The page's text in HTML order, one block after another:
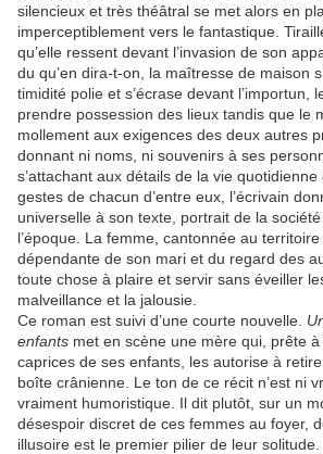
silencieux et très théâtral se met alors en
imperceptiblement vers le fantastique.
qu’elle ressent devant l’invasion de son
du qu’en dira-t-on, la maîtresse de maison
timidité polie et s’écrase devant l’importun,
prendre possession des lieux tandis que le
mollement aux exigences des deux autres
donnant ni noms, ni souvenirs à ses
s’attachant aux détails de la vie
gestes de chacun d’entre eux, l’écrivain
universelle à son texte, portrait de la
l’époque. La femme, cantonnée au territoire
dépendante de son mari et du regard des
toute chose à plaire et servir sans éveiller
malveillance et la jalousie.
Ce roman est suivi d’une courte nouvelle.
enfants met en scène une mère qui, prête
caprices de ses enfants, les autorise à
boîte crânienne. Le ton de ce récit n’est ni
vraiment humoristique. Il dit plutôt, sur un
désespoir discret de ces femmes au foyer,
illusoire est le premier pilier de leur solitude.